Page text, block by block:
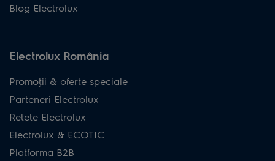
Blog Electrolux
Electrolux România
Promoţii & oferte speciale
Parteneri Electrolux
Retete Electrolux
Electrolux & ECOTIC
Platforma B2B